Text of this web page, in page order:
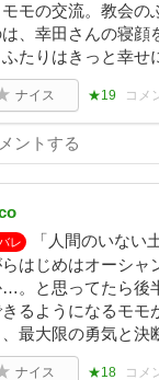
モモの交流。教会の
、幸田さんの寝顔
たりはきっと幸せ
ナイス ★19 コメ
レ
「人間のいな
はじめはオーシャ
…。と思ってたら後
るようになるモモ
最大限の勇気と決
ナイス ★18 コメ